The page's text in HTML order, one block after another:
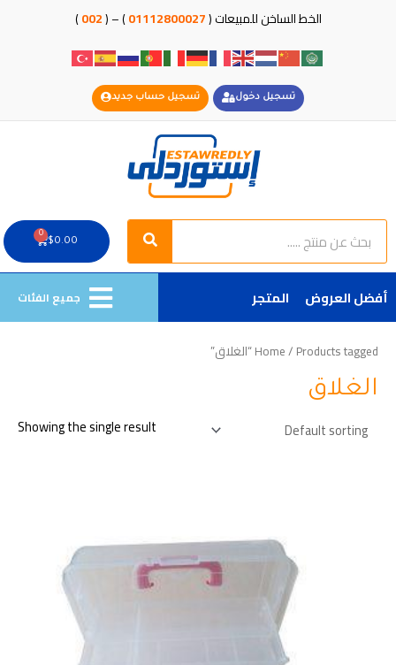
الخط الساخن للمبيعات (01112800027
) – (
002
)
تسجيل دخول تسجيل حساب جديد
Search
Search
$0.00
0
Cart
أفضل العروض المتجر جميع الفئات
Home/ Products tagged “الغلاق”
الغلاق
Showing the single result